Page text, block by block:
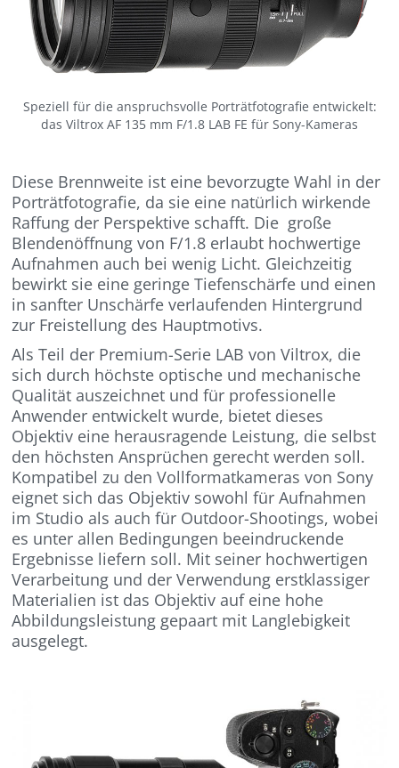
Speziell für die anspruchsvolle Porträtfotografie entwickelt:
das Viltrox AF 135 mm F/1.8 LAB FE für Sony-Kameras
Diese Brennweite ist eine bevorzugte Wahl in der
Porträtfotografie, da sie eine natürlich wirkende
Raffung der Perspektive schafft. Die große
Blendenöffnung von F/1.8 erlaubt hochwertige
Aufnahmen auch bei wenig Licht. Gleichzeitig
bewirkt sie eine geringe Tiefenschärfe und einen
in sanfter Unschärfe verlaufenden Hintergrund
zur Freistellung des Hauptmotivs.
Als Teil der Premium-Serie LAB von Viltrox, die
sich durch höchste optische und mechanische
Qualität auszeichnet und für professionelle
Anwender entwickelt wurde, bietet dieses
Objektiv eine herausragende Leistung, die selbst
den höchsten Ansprüchen gerecht werden soll.
Kompatibel zu den Vollformatkameras von Sony
eignet sich das Objektiv sowohl für Aufnahmen
im Studio als auch für Outdoor-Shootings, wobei
es unter allen Bedingungen beeindruckende
Ergebnisse liefern soll. Mit seiner hochwertigen
Verarbeitung und der Verwendung erstklassiger
Materialien ist das Objektiv auf eine hohe
Abbildungsleistung gepaart mit Langlebigkeit
ausgelegt.